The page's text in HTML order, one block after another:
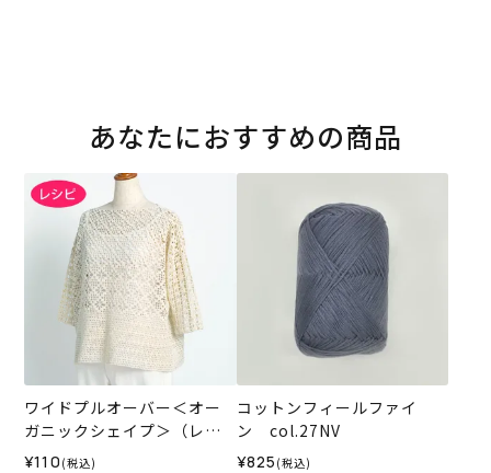
あなたにおすすめの商品
ワイドプルオーバー＜オー
ガニックシェイプ＞（レシ
ピ）
¥110 (税込)
コットンフィールファイ
ン col.27NV
¥825 (税込)